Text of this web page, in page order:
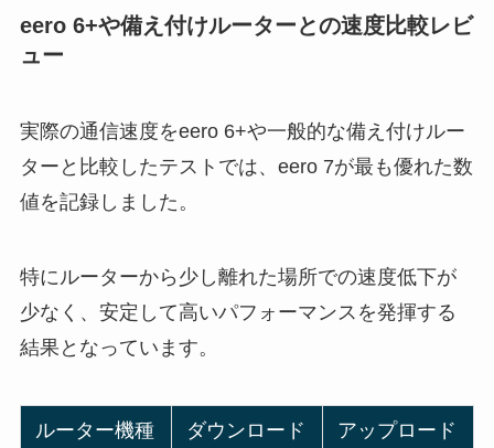
eero 6+や備え付けルーターとの速度比較レビ
ュー
実際の通信速度をeero 6+や一般的な備え付けルー
ターと比較したテストでは、eero 7が最も優れた数
値を記録しました。
特にルーターから少し離れた場所での速度低下が
少なく、安定して高いパフォーマンスを発揮する
結果となっています。
ルーター機種 ダウンロード アップロード